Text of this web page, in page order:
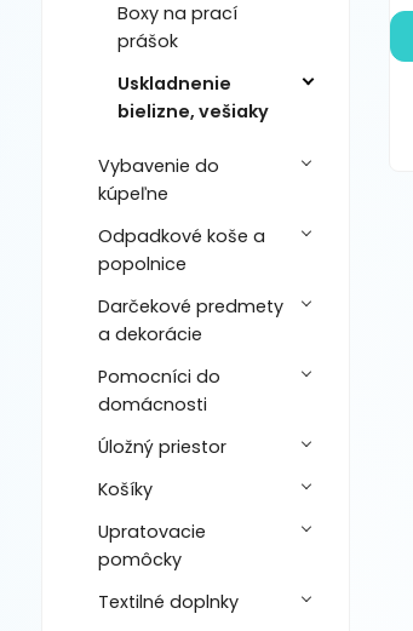
Boxy na prací
prášok
Uskladnenie
bielizne, vešiaky
Vybavenie do
kúpeľne
Odpadkové koše a
popolnice
Darčekové predmety
a dekorácie
Pomocníci do
domácnosti
Úložný priestor
Košíky
Upratovacie
pomôcky
Textilné doplnky